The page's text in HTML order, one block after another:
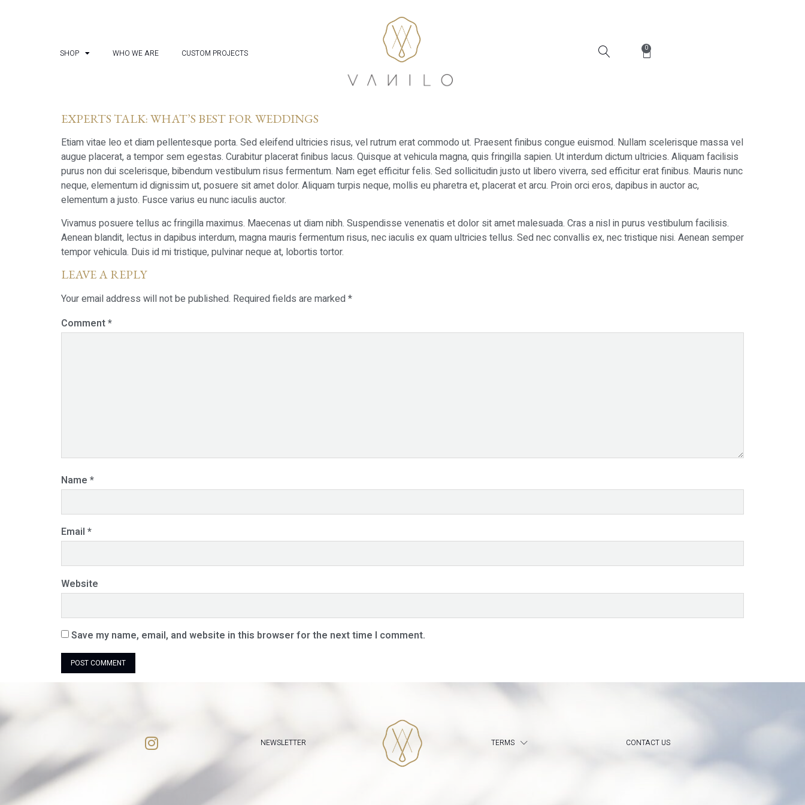
SHOP WHO WE ARE CUSTOM PROJECTS
0
EXPERTS TALK: WHAT’S BEST FOR WEDDINGS
Etiam vitae leo et diam pellentesque porta. Sed eleifend ultricies risus, vel rutrum erat commodo ut. Praesent finibus congue euismod. Nullam scelerisque massa vel
augue placerat, a tempor sem egestas. Curabitur placerat finibus lacus. Quisque at vehicula magna, quis fringilla sapien. Ut interdum dictum ultricies. Aliquam facilisis
purus non dui scelerisque, bibendum vestibulum risus fermentum. Nam eget efficitur felis. Sed sollicitudin justo ut libero viverra, sed efficitur erat finibus. Mauris nunc
neque, elementum id dignissim ut, posuere sit amet dolor. Aliquam turpis neque, mollis eu pharetra et, placerat et arcu. Proin orci eros, dapibus in auctor ac,
elementum a justo. Fusce varius eu nunc iaculis auctor.
Vivamus posuere tellus ac fringilla maximus. Maecenas ut diam nibh. Suspendisse venenatis et dolor sit amet malesuada. Cras a nisl in purus vestibulum facilisis.
Aenean blandit, lectus in dapibus interdum, magna mauris fermentum risus, nec iaculis ex quam ultricies tellus. Sed nec convallis ex, nec tristique nisi. Aenean semper
tempor vehicula. Duis id mi tristique, pulvinar neque at, lobortis tortor.
LEAVE A REPLY
Your email address will not be published. Required fields are marked*
Comment*
Name *
Email *
Website
Save my name, email, and website in this browser for the next time I comment.
NEWSLETTER TERMS CONTACT US